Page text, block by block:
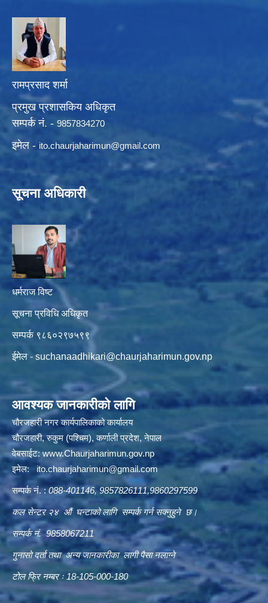
रामप्रसाद शर्मा
प्रमुख प्रशासकिय अधिकृत
सम्पर्क नं. - 9857834270
इमेल - ito.chaurjaharimun@gmail.com
सूचना अधिकारी
धर्मराज विष्ट
सूचना प्रविधि अधिकृत
सम्पर्क ९८६०२९७५९९
ईमेल -suchanaadhikari@chaurjaharimun.gov.np
आवश्यक जानकारीको लागि
चौरजहारी नगर कार्यपालिकाको कार्यालय
चौरजहारी, रुकुम (पश्चिम), कर्णाली प्रदेश, नेपाल
वेबसाईट:www.Chaurjaharimun.gov.np
इमेल: ito.chaurjaharimun@gmail.com
सम्पर्क नं. :088-401146, 9857826111,9860297599
कल सेन्टर २४ औं घन्टाको लागि सम्पर्क गर्न सक्नुहुने छ।
सम्पर्क नं. 9858067211
गुनासो दर्ता तथा अन्य जानकारीका लागी पैसा नलाग्ने
टोल फ्रि नम्बर ः 18-105-000-180